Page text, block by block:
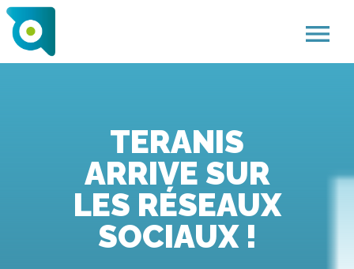
menu
TERANIS
ARRIVE SUR
LES RÉSEAUX
SOCIAUX !